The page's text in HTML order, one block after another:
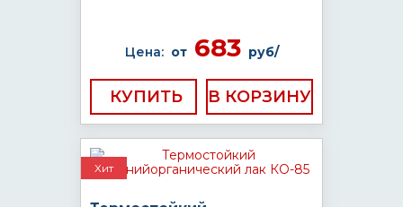
Цена: от683 руб/
КУПИТЬ
Хит